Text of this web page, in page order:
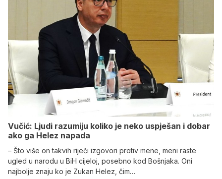
Vučić: Ljudi razumiju koliko je neko uspješan i dobar
ako ga Helez napada
– Što više on takvih riječi izgovori protiv mene, meni raste
ugled u narodu u BiH cijeloj, posebno kod Bošnjaka. Oni
najbolje znaju ko je Zukan Helez, čim…